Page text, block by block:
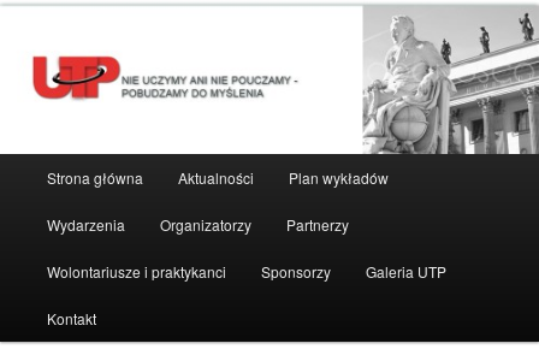
Strona główna Aktualności Plan wykładów
Wydarzenia Organizatorzy Partnerzy
Wolontariusze i praktykanci Sponsorzy Galeria UTP
Kontakt